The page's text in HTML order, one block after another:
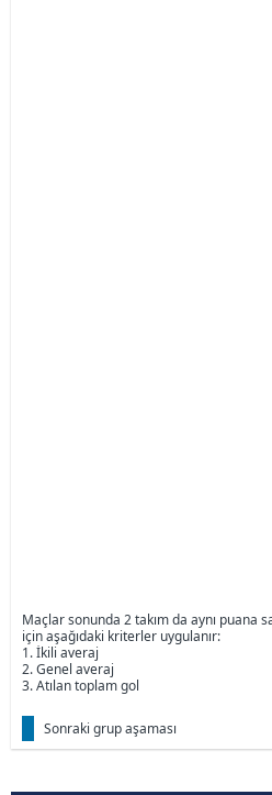
Maçlar sonunda 2 takım da aynı puana
için aşağıdaki kriterler uygulanır:
1. İkili averaj
2. Genel averaj
3. Atılan toplam gol
Sonraki grup aşaması